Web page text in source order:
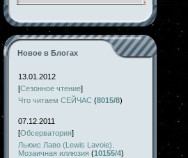
Новое в Блогах
13.01.2012
[Сезонное чтение]
Что читаем СЕЙЧАС (8015/8)
07.12.2011
[Обсерватория]
Льюис Лаво (Lewis Lavoie).
Мозаичная иллюзия (10155/4)